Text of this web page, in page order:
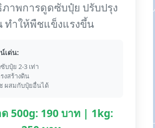
าพการดูดซับปุ๋ย ปรับปรุง
ทำให้พืชแข็งแรงขึ้น
เด่น:
บปุ๋ย 2-3 เท่า
งสร้างดิน
ผสมกับปุ๋ยอื่นได้
500g: 190 บาท | 1kg: